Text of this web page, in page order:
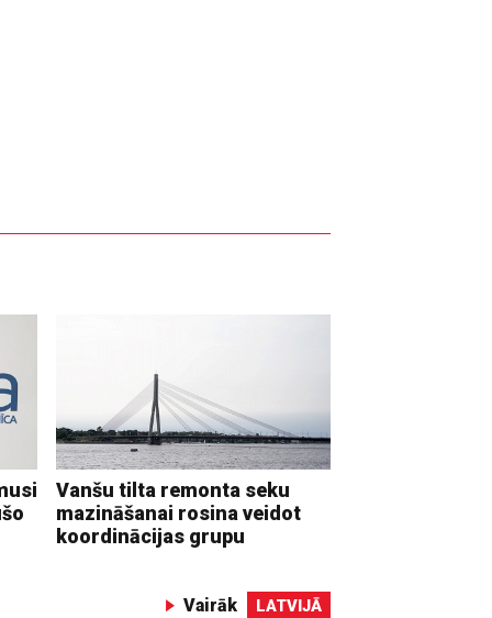
Vanšu tilta remonta seku
mazināšanai rosina veidot
koordinācijas grupu
Vairāk LATVIJĀ